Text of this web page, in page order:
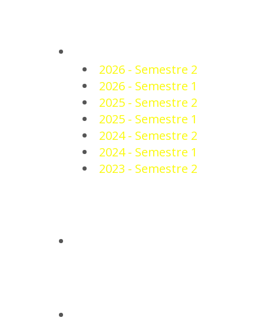
2026 - Semestre 2
2026 - Semestre 1
2025 - Semestre 2
2025 - Semestre 1
2024 - Semestre 2
2024 - Semestre 1
2023 - Semestre 2